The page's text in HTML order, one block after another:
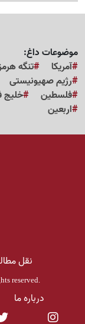
موضوعات داغ:
آمریکا
تنگه
رژیم صهیونیستی
فلسطین
خلیج
اربعین
نقل
reserved.
درباره ما